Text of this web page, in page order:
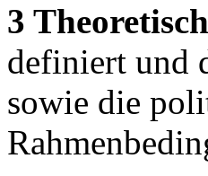
3
definiert und
sowie die